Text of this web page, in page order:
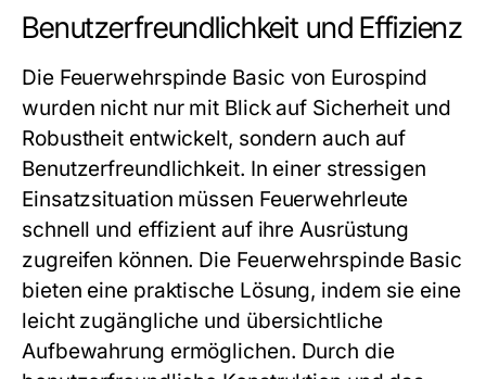
Benutzerfreundlichkeit und Effizienz
Die Feuerwehrspinde Basic von Eurospind
wurden nicht nur mit Blick auf Sicherheit und
Robustheit entwickelt, sondern auch auf
Benutzerfreundlichkeit. In einer stressigen
Einsatzsituation müssen Feuerwehrleute
schnell und effizient auf ihre Ausrüstung
zugreifen können. Die Feuerwehrspinde Basic
bieten eine praktische Lösung, indem sie eine
leicht zugängliche und übersichtliche
Aufbewahrung ermöglichen. Durch die